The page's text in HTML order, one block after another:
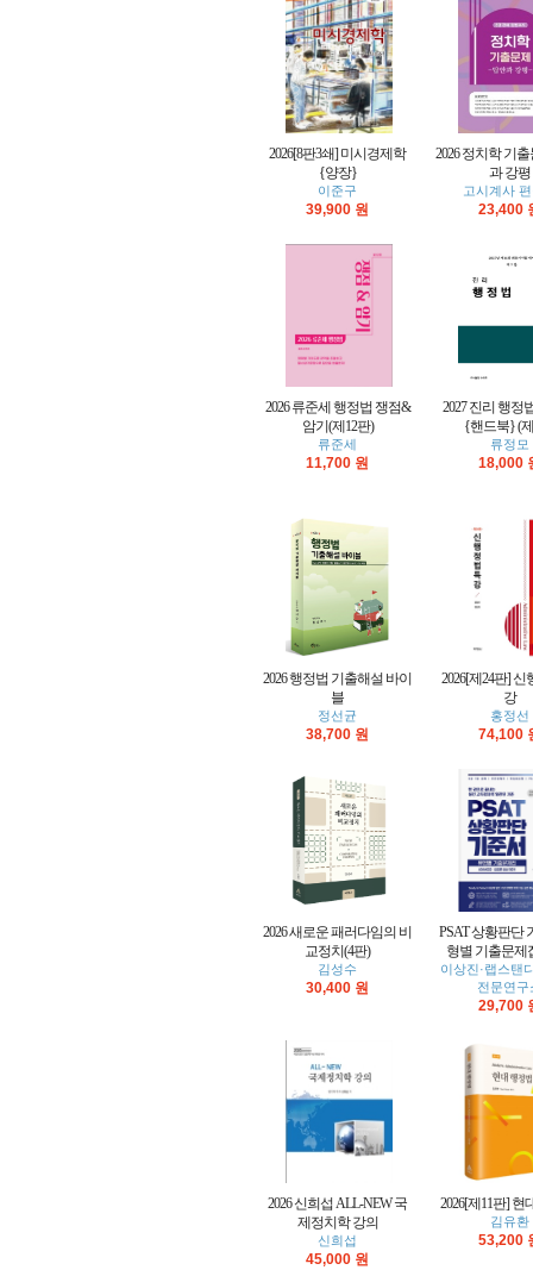
2026[8판3쇄] 미시경제학
{양장}
이준구
39,900 원
2026 정치학 기
과 강평
고시계사
23,400
2026 류준세 행정법 쟁점&
암기(제12판)
류준세
11,700 원
2027 진리 행정
{핸드북} (
류정모
18,000
2026 행정법 기출해설 바이
블
정선균
38,700 원
2026[제24판] 신
강
홍정선
74,100
2026 새로운 패러다임의 비
교정치(4판)
김성수
30,400 원
PSAT 상황판단
형별 기출문제
이상진·랩스탠
전문연구
29,700
2026 신희섭 ALL-NEW 국
제정치학 강의
신희섭
45,000 원
2026[제11판] 현
김유환
53,200